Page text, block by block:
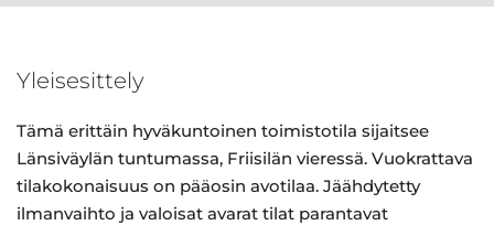
Yleisesittely
Tämä erittäin hyväkuntoinen toimistotila sijaitsee
Länsiväylän tuntumassa, Friisilän vieressä. Vuokrattava
tilakokonaisuus on pääosin avotilaa. Jäähdytetty
ilmanvaihto ja valoisat avarat tilat parantavat